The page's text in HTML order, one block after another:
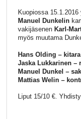
Kuopiossa
Manuel Dunkelin
vakijäsenen Karl-
myös muutama
Hans Olding – kitara
Jaska Lukkarinen –
Manuel Dunkel –
Mattias Welin –
Liput 15/10 €.